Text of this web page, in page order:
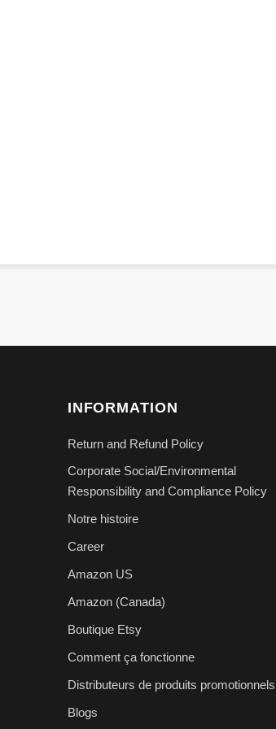
INFORMATION
Return and Refund Policy
Corporate Social/Environmental
Responsibility and Compliance Policy
Notre histoire
Career
Amazon US
Amazon (Canada)
Boutique Etsy
Comment ça fonctionne
Distributeurs de produits promotionnels
Blogs